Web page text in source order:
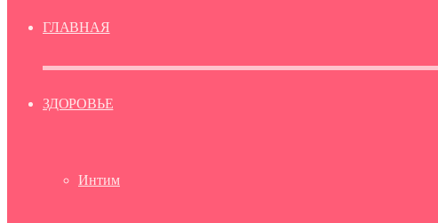
ГЛАВНАЯ
ЗДОРОВЬЕ
Интим